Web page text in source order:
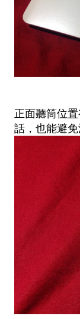
正面聽筒位
話，也能避免